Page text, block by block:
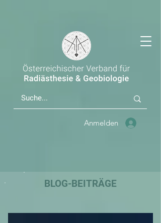
Anmelden
BLOG-BEITRÄGE